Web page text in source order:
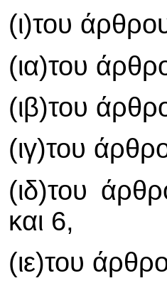
(ι)του
(ια)του
(ιβ)του
(ιγ)του
(ιδ)του
και 6,
(ιε)του